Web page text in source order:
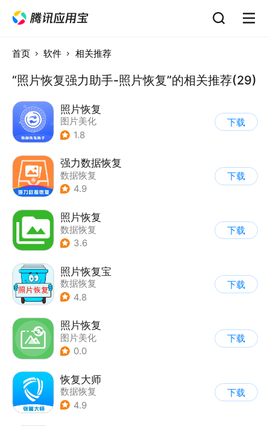
首页 软件 相关推荐
“照片恢复强力助手-照片恢复”的相关推荐(29)
照片恢复
图片美化
1.8
下载
强力数据恢复
数据恢复
4.9
下载
照片恢复
数据恢复
3.6
下载
照片恢复宝
数据恢复
4.8
下载
照片恢复
图片美化
0.0
下载
恢复大师
数据恢复
4.9
下载